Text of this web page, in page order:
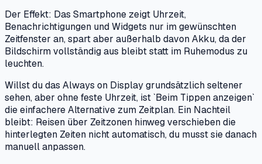
Der Effekt: Das Smartphone zeigt Uhrzeit,
Benachrichtigungen und Widgets nur im gewünschten
Zeitfenster an, spart aber außerhalb davon Akku, da der
Bildschirm vollständig aus bleibt statt im Ruhemodus zu
leuchten.
Willst du das Always on Display grundsätzlich seltener
sehen, aber ohne feste Uhrzeit, ist `Beim Tippen anzeigen`
die einfachere Alternative zum Zeitplan. Ein Nachteil
bleibt: Reisen über Zeitzonen hinweg verschieben die
hinterlegten Zeiten nicht automatisch, du musst sie danach
manuell anpassen.